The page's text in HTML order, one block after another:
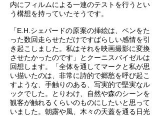
内にフィルムによる一連のテストを行うとい
う構想を持っていたそうです。
「E.H.シェパードの原案の挿絵は、ペンをた
った数回走らせただけですばらしい感情を引
き起こしました。私はそれを映画撮影に変換
させたかったのです」とクーニスバイゼルは
回想します。「全体を通してマークと私が思
い描いたのは、非常に詩的で郷愁を呼び起こ
すような、手触りのある、写実的で堅実なル
ックでした。とりわけ、自然や森のシーンを
観客が触れるくらいのものにしたいと思って
いました。朝露や風、木々の天蓋を通る日光